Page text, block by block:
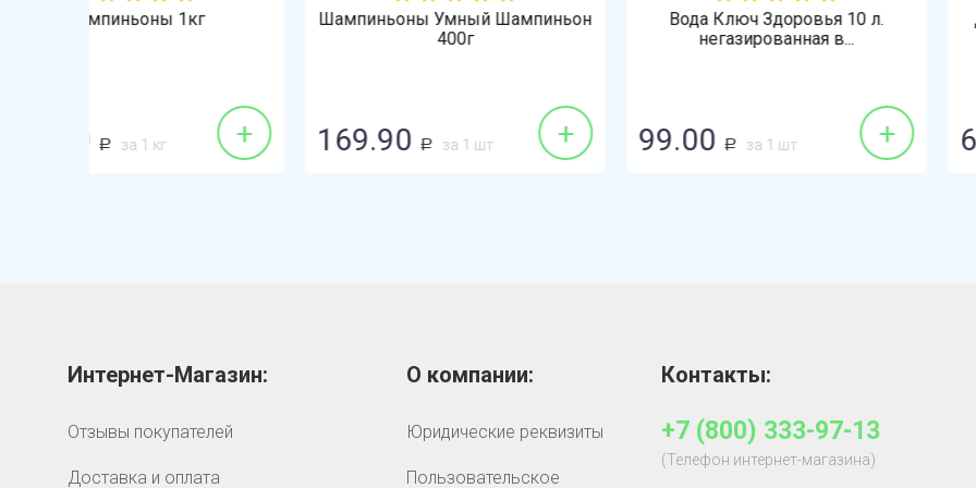
Шампиньоны Умный Шампиньон
169.90 Р за 1 шт +
Вода Ключ Здоровья 10 л.
99.00 за 1 шт +
Драже M&M's
64.90 за 1 шт
Интернет-Магазин:
Отзывы покупателей
Доставка и оплата
О компании:
Юридические реквизиты
Пользовательское
Контакты:
+7 (800) 333-97-13
(Телефон интернет-магазина)